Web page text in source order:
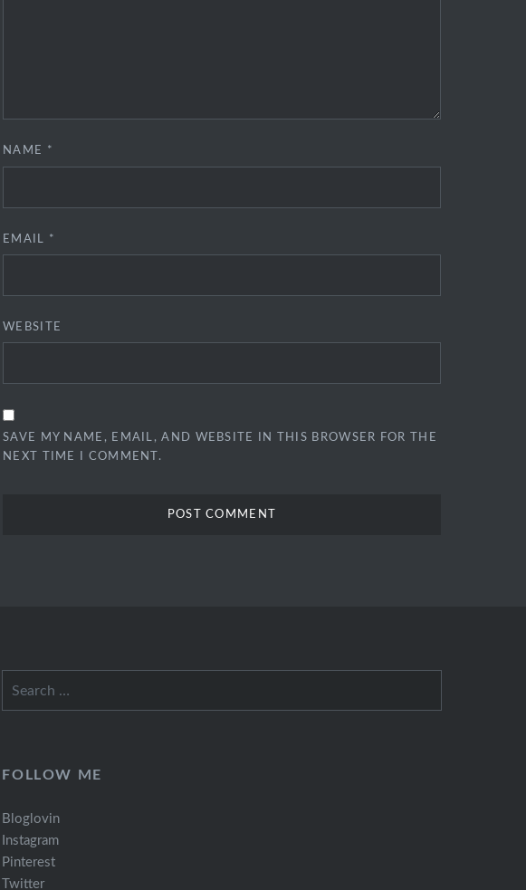
NAME *
EMAIL *
WEBSITE
SAVE MY NAME, EMAIL, AND WEBSITE IN THIS BROWSER FOR THE
NEXT TIME I COMMENT.
FOLLOW ME
Bloglovin
Instagram
Pinterest
Twitter